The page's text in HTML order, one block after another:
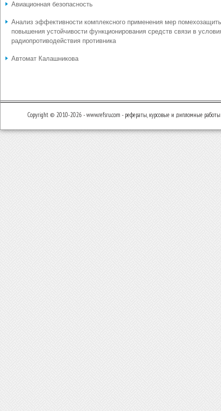
Авиационная безопасность
Анализ эффективности комплексного применения мер
повышения устойчивости функционирования средств связи в
радиопротиводействия противника
Автомат Калашникова
Copyright © 2010-2026 - www.refsru.com - рефераты, курсовые и дипломные работы